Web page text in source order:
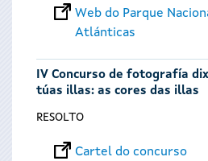
Web do Parque
Atlánticas
IV Concurso de fotografía
túas illas: as cores das illas
RESOLTO
Cartel do concurso